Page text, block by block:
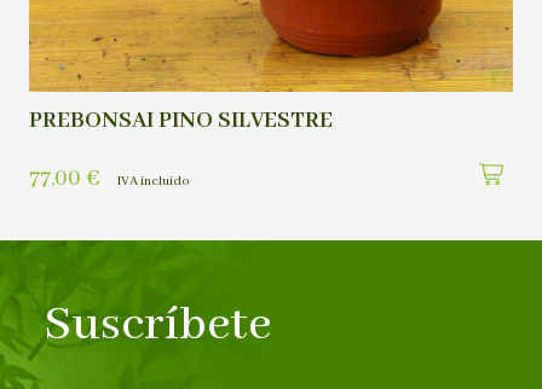
PREBONSAI PINO SILVESTRE
77,00 € IVA incluído
Suscríbete